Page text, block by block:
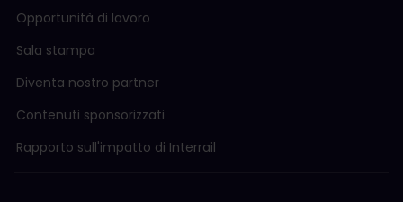
Opportunità di lavoro
Sala stampa
Diventa nostro partner
Contenuti sponsorizzati
Rapporto sull'impatto di Interrail